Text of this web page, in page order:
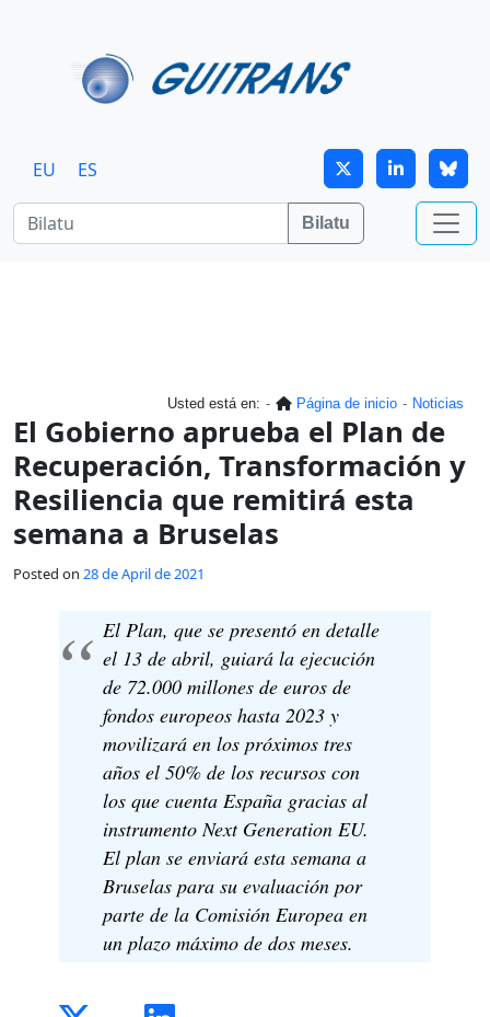
EU ES
Bilatu
Usted está en: Página de inicio Noticias
El Gobierno aprueba el Plan de
Recuperación, Transformación y
Resiliencia que remitirá esta
semana a Bruselas
Posted on 28 de April de 2021
El Plan, que se presentó en detalle
el 13 de abril, guiará la ejecución
de 72.000 millones de euros de
fondos europeos hasta 2023 y
movilizará en los próximos tres
años el 50% de los recursos con
los que cuenta España gracias al
instrumento Next Generation EU.
El plan se enviará esta semana a
Bruselas para su evaluación por
parte de la Comisión Europea en
un plazo máximo de dos meses.